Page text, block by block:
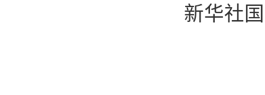
新华社